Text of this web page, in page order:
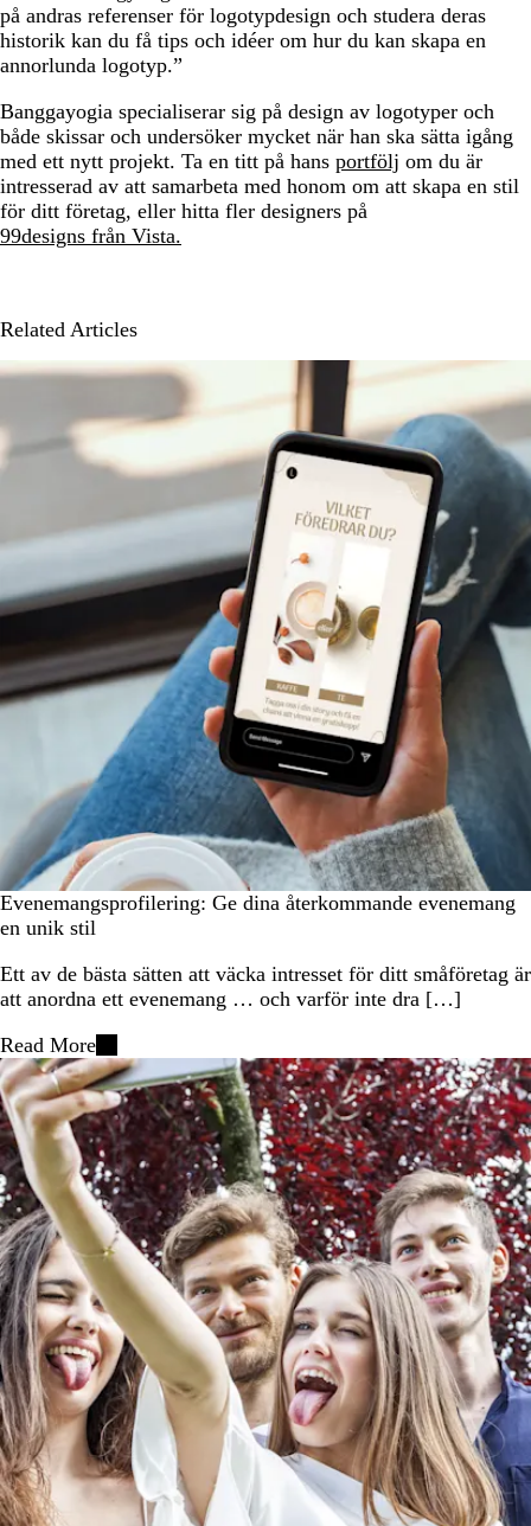
på andras referenser för logotypdesign och studera deras
historik kan du få tips och idéer om hur du kan skapa en
annorlunda logotyp.”
Banggayogia specialiserar sig på design av logotyper och
både skissar och undersöker mycket när han ska sätta igång
med ett nytt projekt. Ta en titt på hans portfölj om du är
intresserad av att samarbeta med honom om att skapa en stil
för ditt företag, eller hitta fler designers på
99designs från Vista.
Related Articles
Evenemangsprofilering: Ge dina återkommande evenemang
en unik stil
Ett av de bästa sätten att väcka intresset för ditt småföretag är
att anordna ett evenemang … och varför inte dra […]
Read More